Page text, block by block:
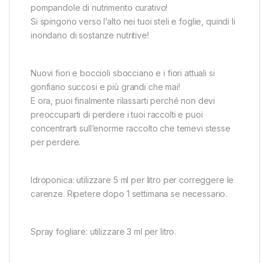
pompandole di nutrimento curativo!
Si spingono verso l’alto nei tuoi steli e foglie, quindi li
inondano di sostanze nutritive!
Nuovi fiori e boccioli sbocciano e i fiori attuali si
gonfiano succosi e più grandi che mai!
E ora, puoi finalmente rilassarti perché non devi
preoccuparti di perdere i tuoi raccolti e puoi
concentrarti sull’enorme raccolto che temevi stesse
per perdere.
Idroponica: utilizzare 5 ml per litro per correggere le
carenze. Ripetere dopo 1 settimana se necessario.
Spray fogliare: utilizzare 3 ml per litro.